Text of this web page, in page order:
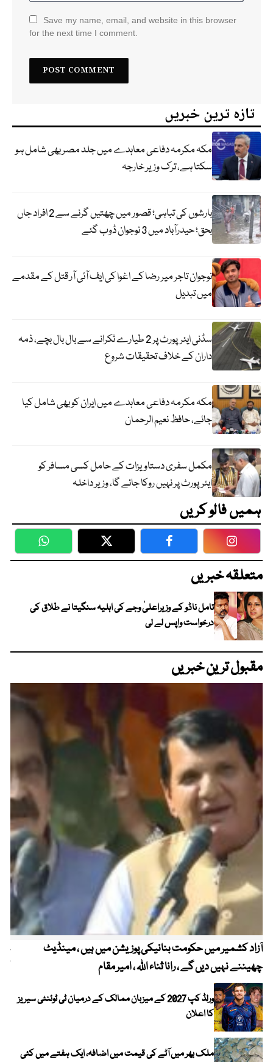
Save my name, email, and website in this browser
for the next time I comment.
تازہ ترین خبریں
مکہ مکرمہ دفاعی معاہدے میں جلد مصر بھی شامل ہو
سکتا ہے، ترک وزیر خارجہ
بارشوں کی تباہی؛ قصور میں چھتیں گرنے سے 2 افراد جاں
بحق؛ حیدرآباد میں 3 نوجوان ڈوب گئے
نوجوان تاجر میر رضا کے اغوا کی ایف آئی آر قتل کے مقدمے
میں تبدیل
سڈنی ایئرپورٹ پر 2 طیارے ٹکرانے سے بال بال بچے، ذمہ
داران کے خلاف تحقیقات شروع
مکہ مکرمہ دفاعی معاہدے میں ایران کو بھی شامل کیا
جائے، حافظ نعیم الرحمان
مکمل سفری دستاویزات کے حامل کسی مسافر کو
ایئرپورٹ پر نہیں روکا جائے گا، وزیر داخلہ
ہمیں فالو کریں
WhatsApp Twitter Facebook
متعلقہ خبریں
تامل ناڈو کے وزیراعلیٰ وجے کی اہلیہ سنگیتا نے طلاق کی
درخواست واپس لے لی
مقبول ترین خبریں
آزاد کشمیر میں حکومت بنانیکی پوزیشن میں ہیں ، مینڈیٹ
چھیننے نہیں دیں گے ، رانا ثناء اللہ ، امیر مقام
ورلڈ کپ 2027 کے میزبان ممالک کے درمیان ٹی ٹوئنٹی سیریز
کا اعلان
ملک بھر میں آٹے کی قیمت میں اضافہ، ایک ہفتے میں کئی